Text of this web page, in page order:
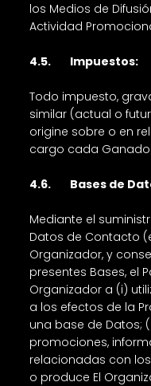
los Medios de
Actividad
4.5. Impuestos:
Todo impuesto,
similar (actual o
origine sobre o en
cargo cada
4.6. Bases de
Mediante el
Datos de Contacto
Organizador, y
presentes Bases, el
Organizador a (i)
a los efectos de la
una base de Datos;
promociones,
relacionadas con
o produce El